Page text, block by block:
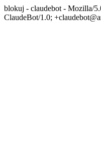
blokuj - claudebot - Mozilla/
ClaudeBot/1.0;